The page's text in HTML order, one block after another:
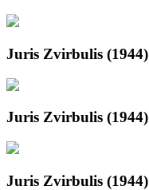
Juris Zvirbulis (1944)
Juris Zvirbulis (1944)
Juris Zvirbulis (1944)